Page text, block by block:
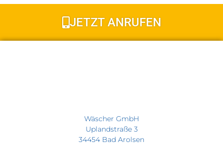
JETZT ANRUFEN
Wäscher GmbH
Uplandstraße 3
34454 Bad Arolsen